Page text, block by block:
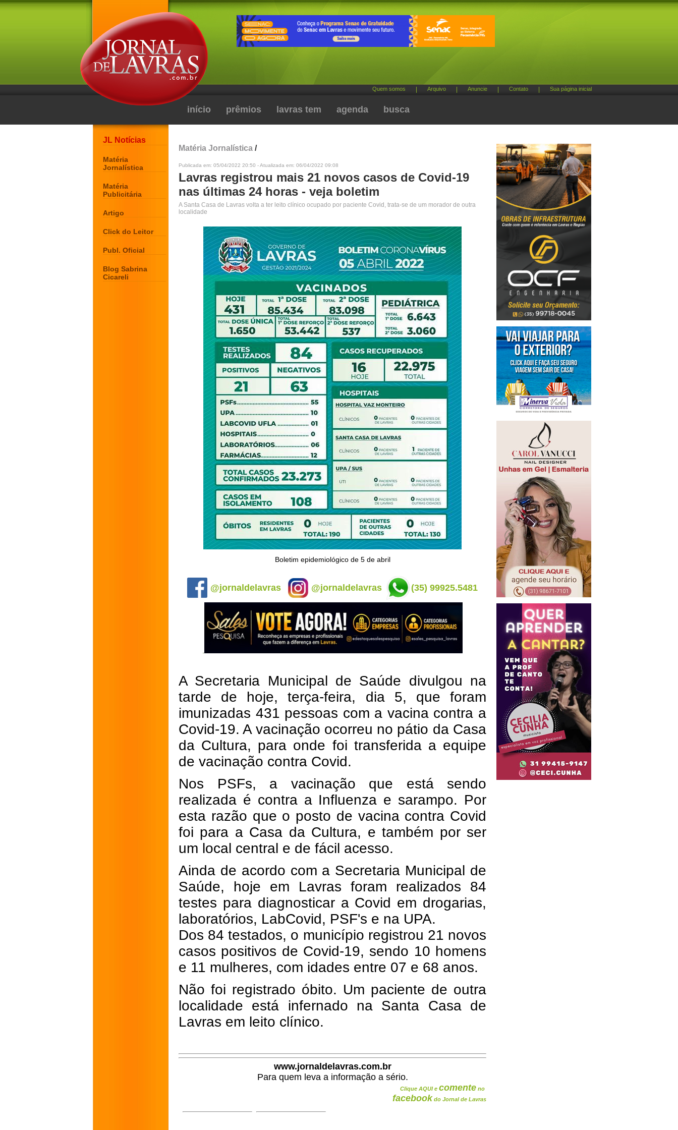
Quem somos Arquivo Anuncie Contato Sua página inicial
início prêmios lavras tem agenda busca
JL Notícias
Matéria
Jornalística
Matéria
Publicitária
Artigo
Click do Leitor
Publ. Oficial
Blog Sabrina
Cicareli
Matéria Jornalística /
Publicada em: 05/04/2022 20:50 - Atualizada em: 06/04/2022 09:08
Lavras registrou mais 21 novos casos de Covid-19
nas últimas 24 horas - veja boletim
A Santa Casa de Lavras volta a ter leito clínico ocupado por paciente Covid, trata-se de um morador de outra
localidade
Boletim epidemiológico de 5 de abril
@jornaldelavras @jornaldelavras (35) 99925.5481
A Secretaria Municipal de Saúde divulgou na
tarde de hoje, terça-feira, dia 5, que foram
imunizadas 431 pessoas com a vacina contra a
Covid-19. A vacinação ocorreu no pátio da Casa
da Cultura, para onde foi transferida a equipe
de vacinação contra Covid.
Nos PSFs, a vacinação que está sendo
realizada é contra a Influenza e sarampo. Por
esta razão que o posto de vacina contra Covid
foi para a Casa da Cultura, e também por ser
um local central e de fácil acesso.
Ainda de acordo com a Secretaria Municipal de
Saúde, hoje em Lavras foram realizados 84
testes para diagnosticar a Covid em drogarias,
laboratórios, LabCovid, PSF's e na UPA.
Dos 84 testados, o município registrou 21 novos
casos positivos de Covid-19, sendo 10 homens
e 11 mulheres, com idades entre 07 e 68 anos.
Não foi registrado óbito. Um paciente de outra
localidade está infernado na Santa Casa de
Lavras em leito clínico.
www.jornaldelavras.com.br
Para quem leva a informação a sério.
Clique AQUI e comente no
facebook do Jornal de Lavras